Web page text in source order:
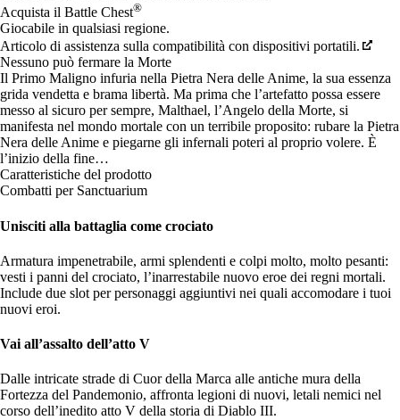
Acquista il Battle Chest®
Giocabile in qualsiasi regione.
Articolo di assistenza sulla compatibilità con dispositivi portatili.
Nessuno può fermare la Morte
Il Primo Maligno infuria nella Pietra Nera delle Anime, la sua essenza
grida vendetta e brama libertà. Ma prima che l’artefatto possa essere
messo al sicuro per sempre, Malthael, l’Angelo della Morte, si
manifesta nel mondo mortale con un terribile proposito: rubare la Pietra
Nera delle Anime e piegarne gli infernali poteri al proprio volere. È
l’inizio della fine…
Caratteristiche del prodotto
Combatti per Sanctuarium
Unisciti alla battaglia come crociato
Armatura impenetrabile, armi splendenti e colpi molto, molto pesanti:
vesti i panni del crociato, l’inarrestabile nuovo eroe dei regni mortali.
Include due slot per personaggi aggiuntivi nei quali accomodare i tuoi
nuovi eroi.
Vai all’assalto dell’atto V
Dalle intricate strade di Cuor della Marca alle antiche mura della
Fortezza del Pandemonio, affronta legioni di nuovi, letali nemici nel
corso dell’inedito atto V della storia di Diablo III.